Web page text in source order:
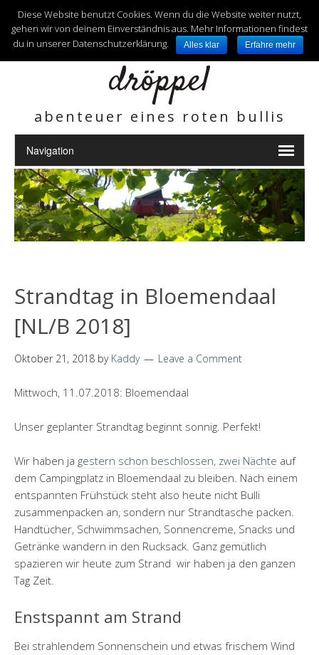
unterwegs mit
dröppel
abenteuer eines roten bullis
Strandtag in Bloemendaal
[NL/B 2018]
Oktober 21, 2018 by Kaddy Leave a Comment
Mittwoch, 11.07.2018: Bloemendaal
Unser geplanter Strandtag beginnt sonnig. Perfekt!
Wir haben ja gestern schon beschlossen, zwei Nächte auf
dem Campingplatz in Bloemendaal zu bleiben. Nach einem
entspannten Frühstück steht also heute nicht Bulli
zusammenpacken an, sondern nur Strandtasche packen.
Handtücher, Schwimmsachen, Sonnencreme, Snacks und
Getränke wandern in den Rucksack. Ganz gemütlich
spazieren wir heute zum Strand wir haben ja den ganzen
Tag Zeit.
Enstspannt am Strand
Bei strahlendem Sonnenschein und etwas frischem Wind
Diese Website benutzt Cookies. Wenn du die Website weiter nutzt,
gehen wir von deinem Einverständnis aus. Mehr Informationen findest
du in unserer Datenschutzerklärung.
Alles klar Erfahre mehr